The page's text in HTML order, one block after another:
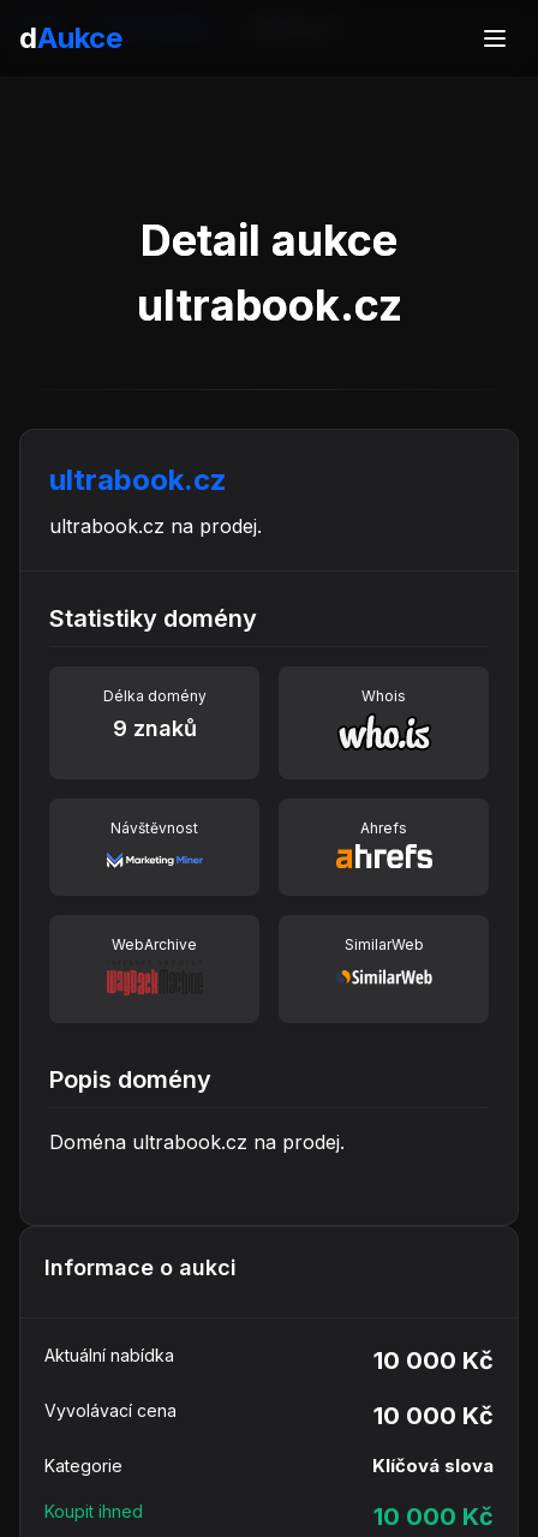
dAukce
Domů
Detail aukce
ultrabook.cz
ultrabook.cz
ultrabook.cz na prodej.
Statistiky domény
Délka domény
9 znaků
Whois
Návštěvnost Ahrefs
WebArchive SimilarWeb
Popis domény
Doména ultrabook.cz na prodej.
Informace o aukci
Aktuální nabídka 10 000 Kč
Vyvolávací cena 10 000 Kč
Kategorie Klíčová slova
Koupit ihned 10 000 Kč